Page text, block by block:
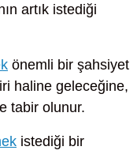
artık istediği
önemli bir şahsiyet
haline geleceğine,
tabir olunur.
istediği bir